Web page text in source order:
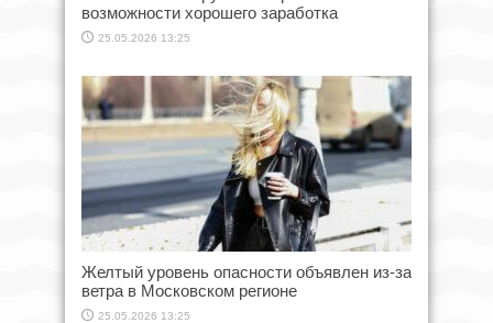
возможности хорошего заработка
25.05.2026 13:25
Желтый уровень опасности объявлен из-за
ветра в Московском регионе
25.05.2026 13:25